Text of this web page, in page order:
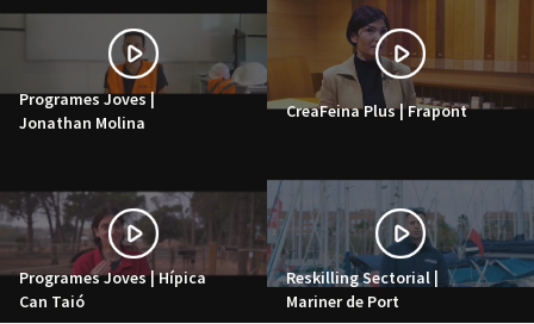
Programes Joves |
Jonathan Molina
CreaFeina Plus | Frapont
Programes Joves | Hípica
Can Taió
Reskilling Sectorial |
Mariner de Port